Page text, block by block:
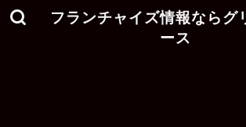
フランチャイズ情報ならグ
ース